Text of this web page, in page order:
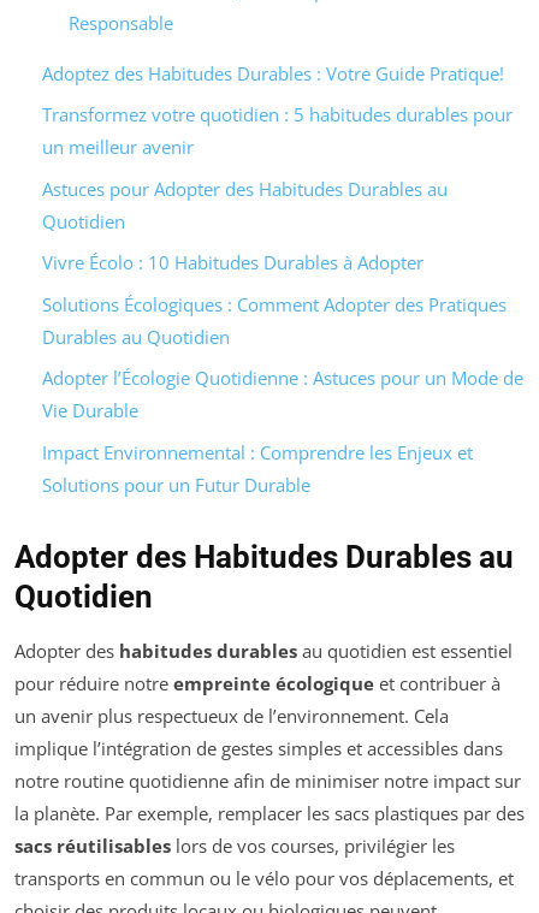
Responsable
Adoptez des Habitudes Durables : Votre Guide Pratique!
Transformez votre quotidien : 5 habitudes durables pour
un meilleur avenir
Astuces pour Adopter des Habitudes Durables au
Quotidien
Vivre Écolo : 10 Habitudes Durables à Adopter
Solutions Écologiques : Comment Adopter des Pratiques
Durables au Quotidien
Adopter l’Écologie Quotidienne : Astuces pour un Mode de
Vie Durable
Impact Environnemental : Comprendre les Enjeux et
Solutions pour un Futur Durable
Adopter des Habitudes Durables au
Quotidien
Adopter des habitudes durables au quotidien est essentiel
pour réduire notre empreinte écologique et contribuer à
un avenir plus respectueux de l’environnement. Cela
implique l’intégration de gestes simples et accessibles dans
notre routine quotidienne afin de minimiser notre impact sur
la planète. Par exemple, remplacer les sacs plastiques par des
sacs réutilisables lors de vos courses, privilégier les
transports en commun ou le vélo pour vos déplacements, et